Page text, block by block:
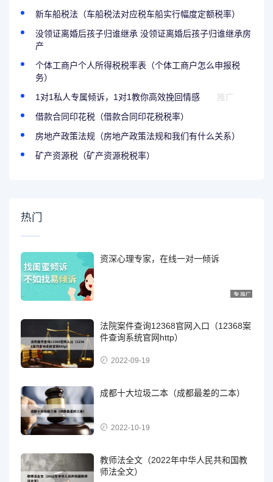
新车船税法（车船税法对应税车船实行幅度定额税率）
没领证离婚后孩子归谁继承 没领证离婚后孩子归谁继承房
产
个体工商户个人所得税税率表（个体工商户怎么申报税
务）
1对1私人专属倾诉，1对1教你高效挽回情感
推广
借款合同印花税（借款合同印花税税率）
房地产政策法规（房地产政策法规和我们有什么关系）
矿产资源税（矿产资源税税率）
热门
资深心理专家，在线一对一倾诉
法院案件查询12368官网入口（12368案
件查询系统官网http）
2022-09-19
成都十大垃圾二本（成都最差的二本）
2022-10-19
教师法全文（2022年中华人民共和国教
师法全文）